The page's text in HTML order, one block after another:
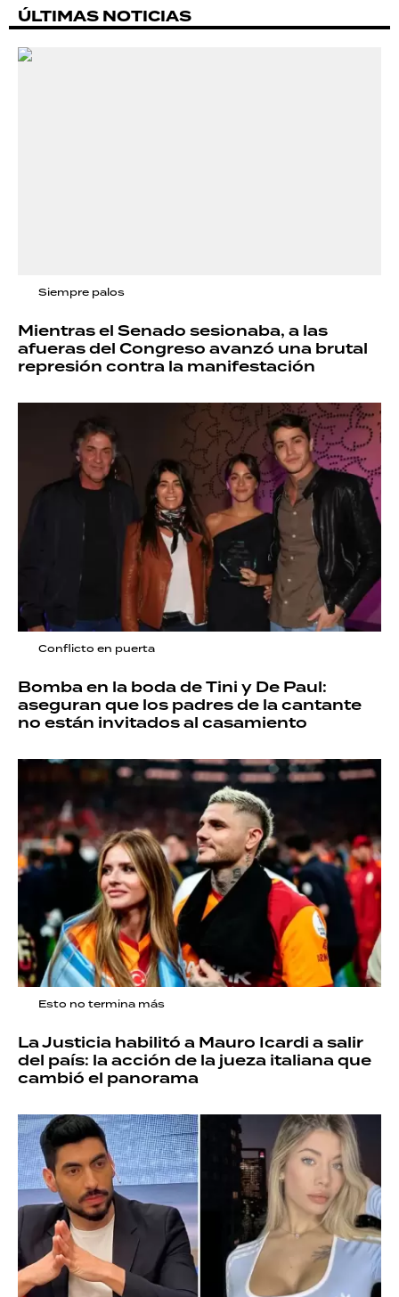
ÚLTIMAS NOTICIAS
Siempre palos
Mientras el Senado sesionaba, a las
afueras del Congreso avanzó una brutal
represión contra la manifestación
Conflicto en puerta
Bomba en la boda de Tini y De Paul:
aseguran que los padres de la cantante
no están invitados al casamiento
Esto no termina más
La Justicia habilitó a Mauro Icardi a salir
del país: la acción de la jueza italiana que
cambió el panorama